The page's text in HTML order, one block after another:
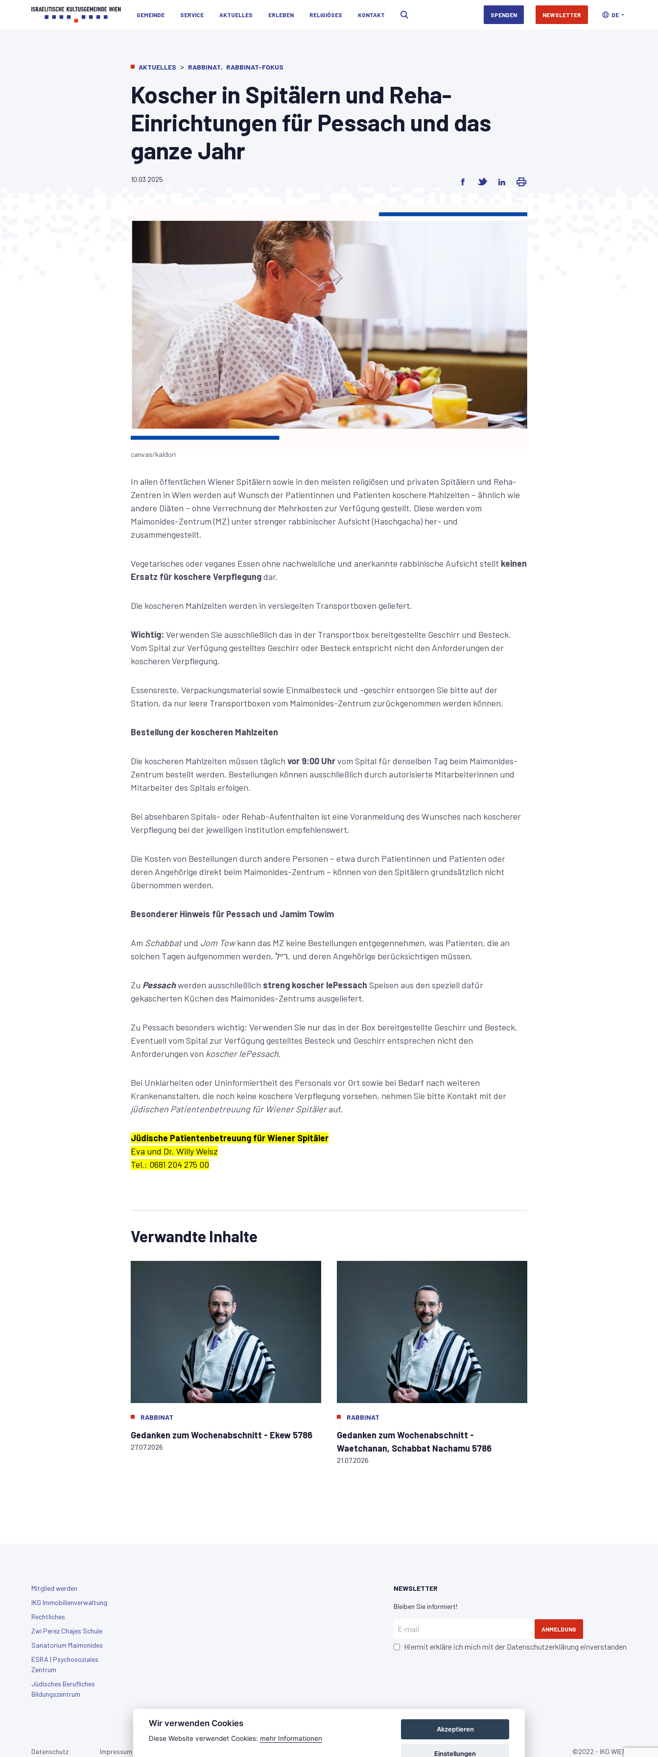
GEMEINDE SERVICE AKTUELLES ERLEBEN RELIGIÖSES KONTAKT SPENDEN NEWSLETTER DE
AKTUELLES > RABBINAT, RABBINAT-FOKUS
Koscher in Spitälern und Reha-
Einrichtungen für Pessach und das
ganze Jahr
10.03.2025
canvas/kaldori
In allen öffentlichen Wiener Spitälern sowie in den meisten religiösen und privaten Spitälern und Reha-
Zentren in Wien werden auf Wunsch der Patientinnen und Patienten koschere Mahlzeiten – ähnlich wie
andere Diäten – ohne Verrechnung der Mehrkosten zur Verfügung gestellt. Diese werden vom
Maimonides-Zentrum (MZ) unter strenger rabbinischer Aufsicht (Haschgacha) her- und
zusammengestellt.
Vegetarisches oder veganes Essen ohne nachweisliche und anerkannte rabbinische Aufsicht stellt keinen
Ersatz für koschere Verpflegungdar.
Die koscheren Mahlzeiten werden in versiegelten Transportboxen geliefert.
Wichtig: Verwenden Sie ausschließlich das in der Transportbox bereitgestellte Geschirr und Besteck.
Vom Spital zur Verfügung gestelltes Geschirr oder Besteck entspricht nicht den Anforderungen der
koscheren Verpflegung.
Essensreste, Verpackungsmaterial sowie Einmalbesteck und -geschirr entsorgen Sie bitte auf der
Station, da nur leere Transportboxen vom Maimonides-Zentrum zurückgenommen werden können.
Bestellung der koscheren Mahlzeiten
Die koscheren Mahlzeiten müssen täglich vor 9:00 Uhrvom Spital für denselben Tag beim Maimonides-
Zentrum bestellt werden. Bestellungen können ausschließlich durch autorisierte Mitarbeiterinnen und
Mitarbeiter des Spitals erfolgen.
Bei absehbaren Spitals- oder Rehab-Aufenthalten ist eine Voranmeldung des Wunsches nach koscherer
Verpflegung bei der jeweiligen Institution empfehlenswert.
Die Kosten von Bestellungen durch andere Personen – etwa durch Patientinnen und Patienten oder
deren Angehörige direkt beim Maimonides-Zentrum – können von den Spitälern grundsätzlich nicht
übernommen werden.
Besonderer Hinweis für Pessach und Jamim Towim
Am Schabbatund Jom Towkann das MZ keine Bestellungen entgegennehmen, was Patienten, die an
solchen Tagen aufgenommen werden, ר״ל, und deren Angehörige berücksichtigen müssen.
Zu Pessachwerden ausschließlich streng koscher lePessach Speisen aus den speziell dafür
gekascherten Küchen des Maimonides-Zentrums ausgeliefert.
Zu Pessach besonders wichtig: Verwenden Sie nur das in der Box bereitgestellte Geschirr und Besteck.
Eventuell vom Spital zur Verfügung gestelltes Besteck und Geschirr entsprechen nicht den
Anforderungen von koscher lePessach.
Bei Unklarheiten oder Uninformiertheit des Personals vor Ort sowie bei Bedarf nach weiteren
Krankenanstalten, die noch keine koschere Verpflegung vorsehen, nehmen Sie bitte Kontakt mit der
jüdischen Patientenbetreuung für Wiener Spitälerauf.
Jüdische Patientenbetreuung für Wiener Spitäler
Eva und Dr. Willy Weisz
Tel.: 0681 204 275 00
Verwandte Inhalte
RABBINAT
Gedanken zum Wochenabschnitt - Ekew 5786
27.07.2026
RABBINAT
Gedanken zum Wochenabschnitt -
Waetchanan, Schabbat Nachamu 5786
21.07.2026
Mitglied werden
IKG Immobilienverwaltung
Rechtliches
Zwi Perez Chajes Schule
Sanatorium Maimonides
ESRA | Psychosoziales
Zentrum
Jüdisches Berufliches
Bildungszentrum
NEWSLETTER
Bleiben Sie informiert!
ANMELDUNG
Hiermit erkläre ich mich mit der Datenschutzerklärung einverstanden
Datenschutz Impressum ©2022 - IKG WIEN
Wir verwenden Cookies
Diese Website verwendet Cookies: mehr Informationen
Akzeptieren
Einstellungen